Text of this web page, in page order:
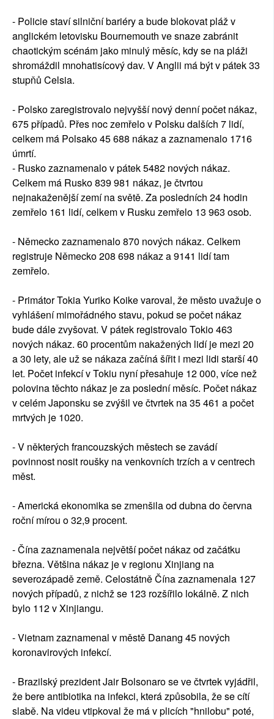
- Policie staví silniční bariéry a bude blokovat pláž v
anglickém letovisku Bournemouth ve snaze zabránit
chaotickým scénám jako minulý měsíc, kdy se na pláži
shromáždil mnohatisícový dav. V Anglii má být v pátek 33
stupňů Celsia.
- Polsko zaregistrovalo nejvyšší nový denní počet nákaz,
675 případů. Přes noc zemřelo v Polsku dalších 7 lidí,
celkem má Polsako 45 688 nákaz a zaznamenalo 1716
úmrtí.
- Rusko zaznamenalo v pátek 5482 nových nákaz.
Celkem má Rusko 839 981 nákaz, je čtvrtou
nejnakaženější zemí na světě. Za posledních 24 hodin
zemřelo 161 lidí, celkem v Rusku zemřelo 13 963 osob.
- Německo zaznamenalo 870 nových nákaz. Celkem
registruje Německo 208 698 nákaz a 9141 lidí tam
zemřelo.
- Primátor Tokia Yuriko Koike varoval, že město uvažuje o
vyhlášení mimořádného stavu, pokud se počet nákaz
bude dále zvyšovat. V pátek registrovalo Tokio 463
nových nákaz. 60 procentům nakažených lidí je mezi 20
a 30 lety, ale už se nákaza začíná šířit i mezi lidi starší 40
let. Počet infekcí v Tokiu nyní přesahuje 12 000, více než
polovina těchto nákaz je za poslední měsíc. Počet nákaz
v celém Japonsku se zvýšil ve čtvrtek na 35 461 a počet
mrtvých je 1020.
- V některých francouzských městech se zavádí
povinnost nosit roušky na venkovních trzích a v centrech
měst.
- Americká ekonomika se zmenšila od dubna do června
roční mírou o 32,9 procent.
- Čína zaznamenala největší počet nákaz od začátku
března. Většina nákaz je v regionu Xinjiang na
severozápadě země. Celostátně Čína zaznamenala 127
nových případů, z nichž se 123 rozšířilo lokálně. Z nich
bylo 112 v Xinjiangu.
- Vietnam zaznamenal v městě Danang 45 nových
koronavirových infekcí.
- Brazilský prezident Jair Bolsonaro se ve čtvrtek vyjádřil,
že bere antibiotika na infekci, která způsobila, že se cítí
slabě. Na videu vtipkoval že má v plicích "hnilobu" poté,